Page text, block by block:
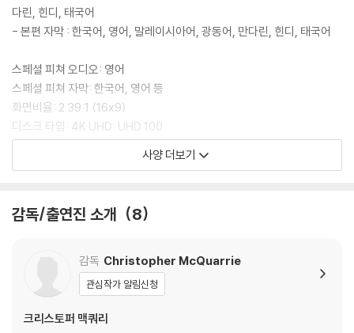
이트, 대용량 케이블 사용이 필수입니다.
2) 3D 블루레이는 전용 플레이어와 3D 지원 TV를 통해서만 재생 가능합
※ 아웃케이스/구성품/포장 상태
1) 제작/배송 과정에서 경미한 아웃케이스 주름, 모서리 눌림 및 갈라짐이
발생할 수 있습니다. 반품을 원하실 경우 미개봉 상태로 문의 부탁드립니
다.
2) 스틸북 케이스 제작 과정에서 기포 혹은 경미한 인쇄 오류가 발생할 수
름 손상에 의한 교환/반품은 불가합니다.
에 의한 교환/반품은 불가합니다.
5) 아웃케이스/구성품/포장 상태 불량에 의한 교환/반품 신청시 불량 확
인을 위해 개봉 시의 동영상을 요청할 수 있으며, 동영상이 없는 경우 교
환/반품이 제한될 수 있습니다.
다린, 힌디, 태국어
- 본편 자막 : 한국어, 영어, 말레이시아어, 광동어, 만다린, 힌디, 태국어
스페셜 피쳐 오디오: 영어
스페셜 피쳐 자막: 한국어, 영어 등
화면비율: 2.39:1 (16x9)
디스크 타입: 4K UHD: UHD 100
SPECIAL FEATURES(한국어 자막 지원)
- Commentary by Director Christopher McQuarrie and Editor E
- Commentary by Composer Lorne Balfe
사양 더보기
감독/출연진 소개 8
감독 Christopher McQuarrie
관심작가 알림신청
크리스토퍼 맥쿼리